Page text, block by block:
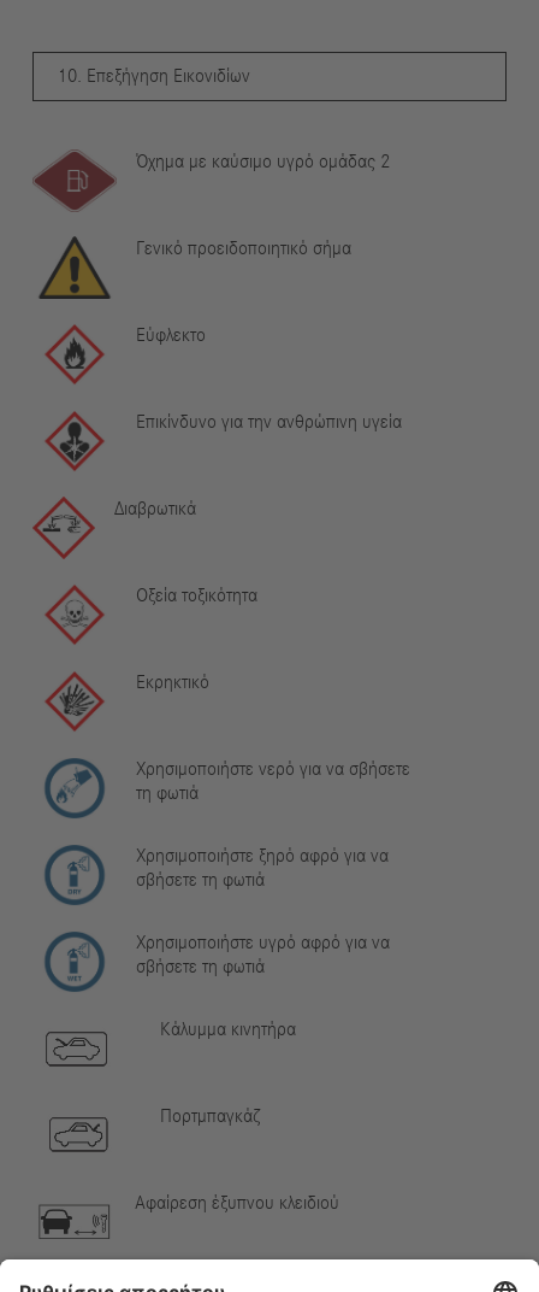
10. Επεξήγηση Εικονιδίων
Όχημα με καύσιμο υγρό ομάδας 2
Γενικό προειδοποιητικό σήμα
Εύφλεκτο
Επικίνδυνο για την ανθρώπινη υγεία
Διαβρωτικά
Οξεία τοξικότητα
Εκρηκτικό
Χρησιμοποιήστε νερό για να σβήσετε
τη φωτιά
Χρησιμοποιήστε ξηρό αφρό για να
σβήσετε τη φωτιά
Χρησιμοποιήστε υγρό αφρό για να
σβήσετε τη φωτιά
Κάλυμμα κινητήρα
Πορτμπαγκάζ
Αφαίρεση έξυπνου κλειδιού